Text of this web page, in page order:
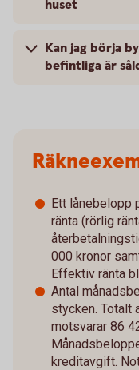
huset
Kan jag börja
befintliga är
Ett lånebelopp
ränta (rörlig
000 kronor
Effektiv ränta
Antal
stycken. Totalt
motsvarar 86
kreditavgift.